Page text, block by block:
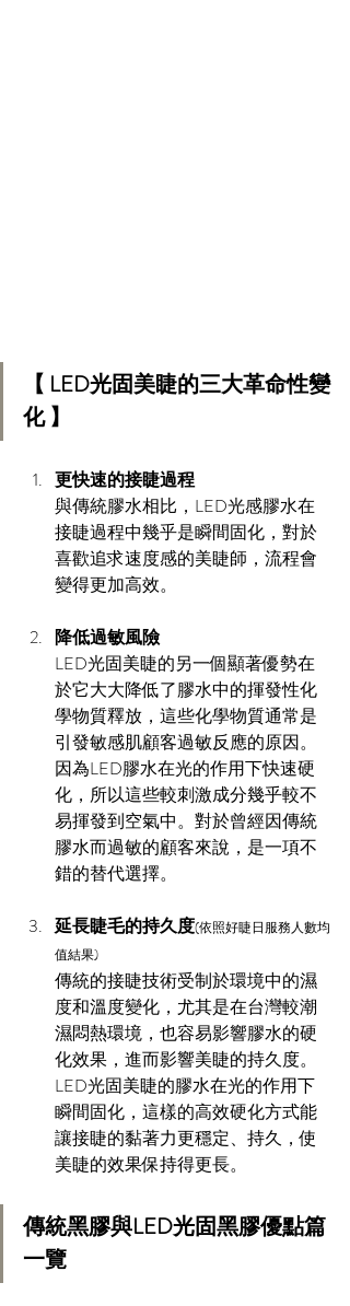
【 LED光固美睫的三大革命性變
化 】
更快速的接睫過程
與傳統膠水相比，LED光感膠水在
接睫過程中幾乎是瞬間固化，對於
喜歡追求速度感的美睫師，流程會
變得更加高效。
降低過敏風險
LED光固美睫的另一個顯著優勢在
於它大大降低了膠水中的揮發性化
學物質釋放，這些化學物質通常是
引發敏感肌顧客過敏反應的原因。
因為LED膠水在光的作用下快速硬
化，所以這些較刺激成分幾乎較不
易揮發到空氣中。對於曾經因傳統
膠水而過敏的顧客來說，是一項不
錯的替代選擇。
延長睫毛的持久度(依照好睫日服務人數均
值結果)
傳統的接睫技術受制於環境中的濕
度和溫度變化，尤其是在台灣較潮
濕悶熱環境，也容易影響膠水的硬
化效果，進而影響美睫的持久度。
LED光固美睫的膠水在光的作用下
瞬間固化，這樣的高效硬化方式能
讓接睫的黏著力更穩定、持久，使
美睫的效果保持得更長。
傳統黑膠與LED光固黑膠優點篇
一覽